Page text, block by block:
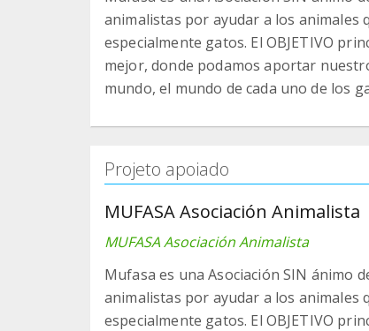
animalistas por ayudar a los animales
especialmente gatos. El OBJETIVO
mejor, donde podamos aportar
mundo, el mundo de cada uno de los
Projeto apoiado
MUFASA Asociación Animalista
MUFASA Asociación Animalista
Mufasa es una Asociación SIN ánimo
animalistas por ayudar a los animales
especialmente gatos. El OBJETIVO